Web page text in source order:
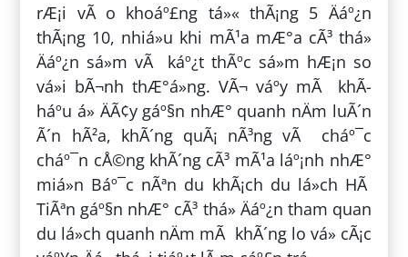
rÆ¡i vÃ o khoáº£ng tá»« thÃ¡ng 5 Äáº¿n
thÃ¡ng 10, nhiá»u khi mÃ¹a mÆ°a cÃ³ thá»
Äáº¿n sá»m vÃ káº¿t thÃºc sá»m hÆ¡n so
vá»i bÃ¬nh thÆ°á»ng. VÃ¬ váº­y mÃ khÃ­
háº­u á» ÄÃ¢y gáº§n nhÆ° quanh nÄm luÃ´n
Ã´n hÃ²a, khÃ´ng quÃ¡ nÃ³ng vÃ cháº¯c
cháº¯n cÅ©ng khÃ´ng cÃ³ mÃ¹a láº¡nh nhÆ°
miá»n Báº¯c nÃªn du khÃ¡ch du lá»ch HÃ
TiÃªn gáº§n nhÆ° cÃ³ thá» Äáº¿n tham quan
du lá»ch quanh nÄm mÃ khÃ´ng lo vá» cÃ¡c